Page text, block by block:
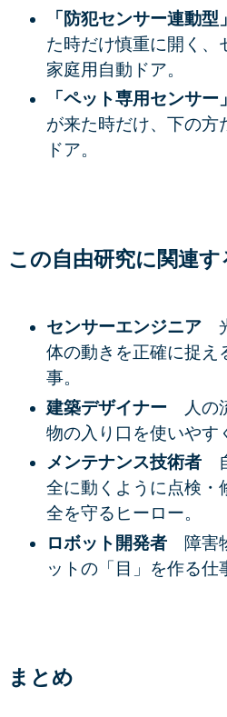
「防犯センサー連動
た時だけ慎重に開く、
家庭用自動ドア。
「ペット専用センサ
が来た時だけ、下の方
ドア。
この自由研究に関連す
センサーエンジニア
体の動きを正確に捉え
事。
建築デザイナー
人の
物の入り口を使いやす
メンテナンス技術者
全に動くように点検・
全を守るヒーロー。
ロボット開発者
障害
ットの「目」を作る仕
まとめ